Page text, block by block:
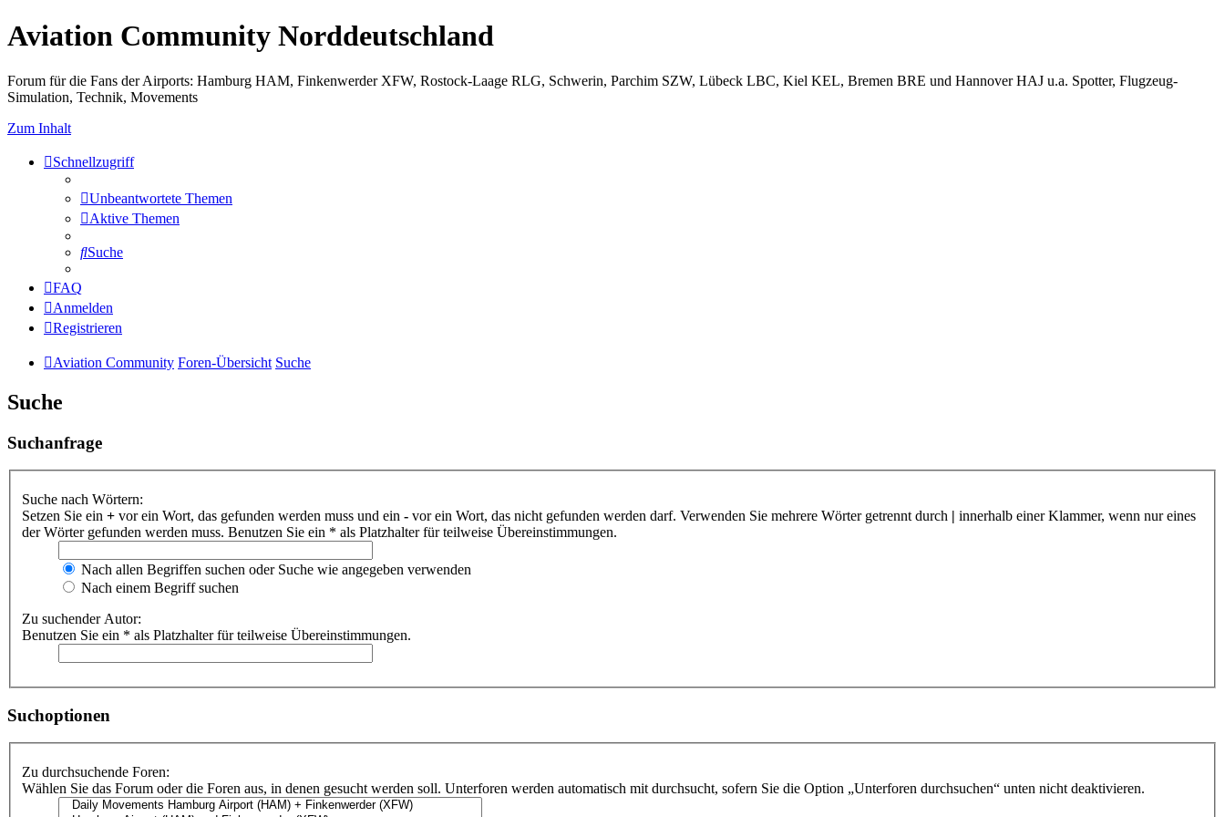
Aviation Community Norddeutschland
Forum für die Fans der Airports: Hamburg HAM, Finkenwerder XFW, Rostock-Laage RLG, Schwerin, Parchim SZW, Lübeck LBC, Kiel KEL, Bremen BRE und Hannover HAJ u.a. Spotter, Flugzeug-
Simulation, Technik, Movements
Zum Inhalt
Schnellzugriff
Unbeantwortete Themen
Aktive Themen
Suche
FAQ
Anmelden
Registrieren
Aviation Community Foren-Übersicht Suche
Suche
Suchanfrage
Suche nach Wörtern:
Setzen Sie ein + vor ein Wort, das gefunden werden muss und ein - vor ein Wort, das nicht gefunden werden darf. Verwenden Sie mehrere Wörter getrennt durch | innerhalb einer Klammer, wenn nur eines
der Wörter gefunden werden muss. Benutzen Sie ein * als Platzhalter für teilweise Übereinstimmungen.
Nach allen Begriffen suchen oder Suche wie angegeben verwenden
Nach einem Begriff suchen
Zu suchender Autor:
Benutzen Sie ein * als Platzhalter für teilweise Übereinstimmungen.
Suchoptionen
Zu durchsuchende Foren:
Wählen Sie das Forum oder die Foren aus, in denen gesucht werden soll. Unterforen werden automatisch mit durchsucht, sofern Sie die Option „Unterforen durchsuchen“ unten nicht deaktivieren.